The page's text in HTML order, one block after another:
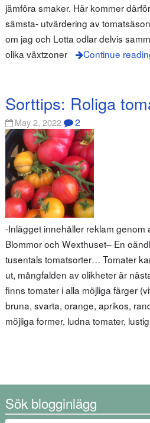
jämföra smaker. Här kommer
sämsta- utvärdering av
om jag och Lotta odlar delvis
olika växtzoner
Continue
Sorttips: Roliga
May 2, 2022 2
-Inlägget innehåller reklam genom
Blommor och Wexthuset– En
tusentals tomatsorter… Tomater
ut, mångfalden av olikheter är
finns tomater i alla möjliga färger
bruna, svarta, orange, aprikos,
möjliga former, ludna tomater,
Sök blogginlägg